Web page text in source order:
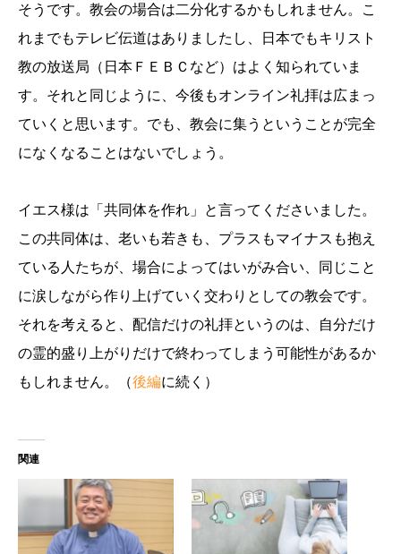
そうです。教会の場合は二分化するかもしれません。こ
れまでもテレビ伝道はありましたし、日本でもキリスト
教の放送局（日本ＦＥＢＣなど）はよく知られていま
す。それと同じように、今後もオンライン礼拝は広まっ
ていくと思います。でも、教会に集うということが完全
になくなることはないでしょう。
イエス様は「共同体を作れ」と言ってくださいました。
この共同体は、老いも若きも、プラスもマイナスも抱え
ている人たちが、場合によってはいがみ合い、同じこと
に涙しながら作り上げていく交わりとしての教会です。
それを考えると、配信だけの礼拝というのは、自分だけ
の霊的盛り上がりだけで終わってしまう可能性があるか
もしれません。（後編に続く）
関連